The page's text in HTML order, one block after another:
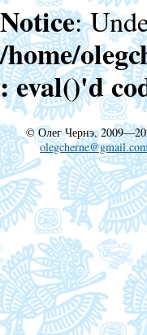
Notice:
/home/
: eval()'d
©Олег Чернэ,